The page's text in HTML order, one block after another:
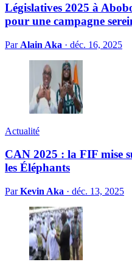
Législatives 2025 à
pour une campagne
Par Alain Aka · déc. 16, 2025
Actualité
CAN 2025 : la FIF mise
les Éléphants
ParKevin Aka · déc. 13, 2025